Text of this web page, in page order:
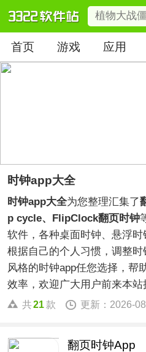
首页 游戏 应用
时钟app大全
时钟app大全为您整理汇集了
p cycle、FlipClock翻页时钟
软件，各种桌面时钟、悬浮时
根据自己的个人习惯，调整
风格的时钟app任您选择，帮
效率，欢迎广大用户前来本站
共21款 更新：2026-
翻页时钟App